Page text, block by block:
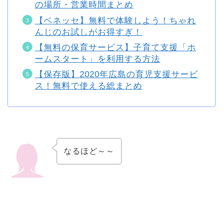
の場所・営業時間まとめ
【ベネッセ】無料で体験しよう！ちゃれ
んじのお試しがお得すぎ！
【無料の保育サービス】子育て支援「ホ
ームスタート」を利用する方法
【保存版】2020年広島の育児支援サービ
ス！無料で使える総まとめ
なるほど～～